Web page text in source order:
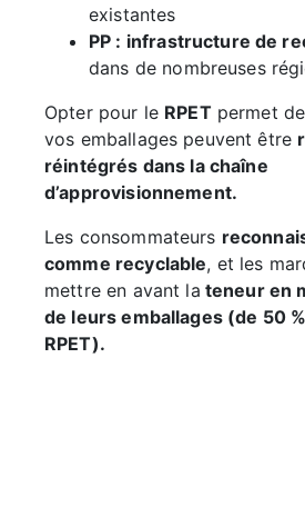
existantes
PP : infrastructure de
dans de nombreuses
Opter pour le RPETpermet de
vos emballages peuvent être
réintégrés dans la chaîne
d’approvisionnement.
Les consommateurs
comme recyclable, et les
mettre en avant la teneur en
de leurs emballages (de 50
RPET).